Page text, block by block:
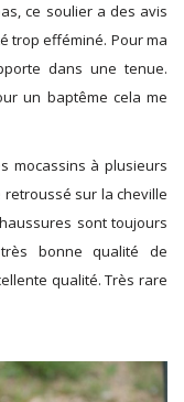
ce soulier a des avis
trop efféminé. Pour ma
dans une tenue.
un baptême cela me
mocassins à plusieurs
sur la cheville
sont toujours
bonne qualité de
qualité. Très rare